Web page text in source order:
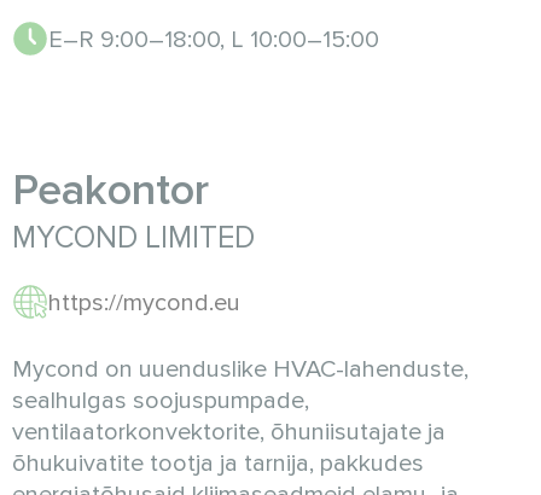
E–R 9:00–18:00, L 10:00–15:00
Peakontor
MYCOND LIMITED
https://mycond.eu
Mycond on uuenduslike HVAC-lahenduste,
sealhulgas soojuspumpade,
ventilaatorkonvektorite, õhuniisutajate ja
õhukuivatite tootja ja tarnija, pakkudes